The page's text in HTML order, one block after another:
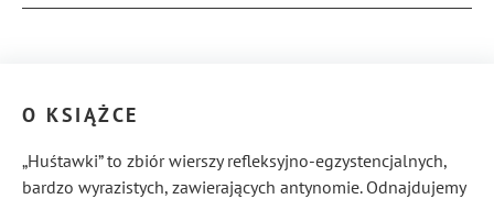
O KSIĄŻCE
„Huśtawki” to zbiór wierszy refleksyjno-egzystencjalnych,
bardzo wyrazistych, zawierających antynomie. Odnajdujemy